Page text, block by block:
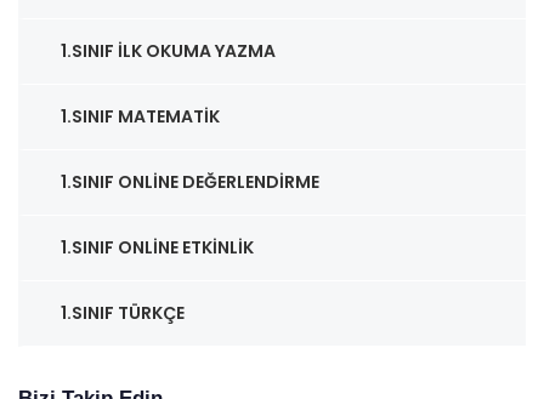
1.SINIF İLK OKUMA YAZMA
1.SINIF MATEMATIK
1.SINIF ONLINE DEĞERLENDIRME
1.SINIF ONLINE ETKINLIK
1.SINIF TÜRKÇE